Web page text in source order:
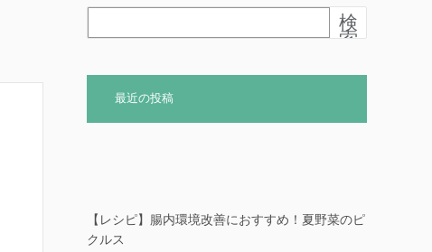
検
索
最近の投稿
【レシピ】腸内環境改善におすすめ！夏野菜のピ
クルス